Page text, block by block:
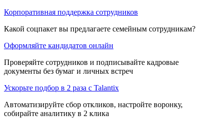
Корпоративная поддержка сотрудников
Какой соцпакет вы предлагаете семейным сотрудникам?
Оформляйте кандидатов онлайн
Проверяйте сотрудников и подписывайте кадровые
документы без бумаг и личных встреч
Ускорьте подбор в 2 раза с Talantix
Автоматизируйте сбор откликов, настройте воронку,
собирайте аналитику в 2 клика